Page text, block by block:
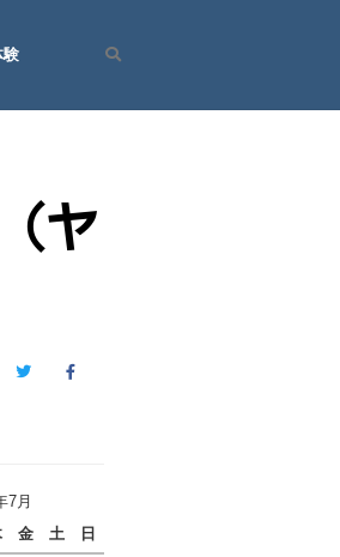
験
ヤ
TwitterFacebook
7月
金 土 日